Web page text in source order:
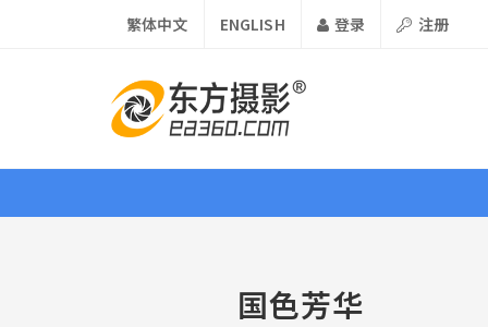
繁体中文 ENGLISH 登录 注册
首页 资讯 课程 器材
国色芳华